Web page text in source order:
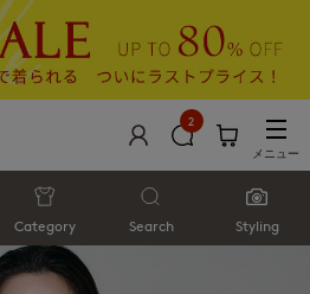
2
メニュー
Category Search Styling